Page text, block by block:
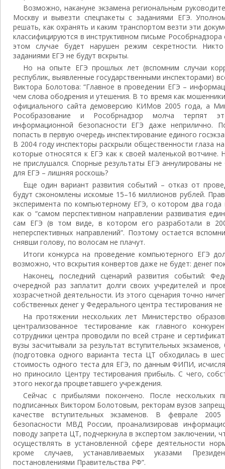
Возможно, накануне экзамена региональным
Москву и вывезти спецпакеты с заданиями ЕГЭ.
решать, как охранять и каким транспортом везти эти
классифицируются в инструктивном письме
этом случае будет нарушен режим секретности.
заданиями ЕГЭ не будут вскрыты.
Но на опыте ЕГЭ прошлых лет (вспомним случаи
республик, выявленные государственными инспекторами)
Виктора Болотова: “Главное в проведении ЕГЭ –
чем слова ободрения и утешения. В то время как
официального сайта демоверсию КИМов 2005 года, а
Рособразование и Рособрнадзор молча терпят
информационной безопасности ЕГЭ даже неприлично.
попасть в первую очередь инспектирование единого
В 2004 году инспекторы раскрыли общественности глаза
которые относятся к ЕГЭ как к своей маленькой
не прислушался. Спорные результаты ЕГЭ аннулированы
для ЕГЭ – лишняя роскошь?
Еще один вариант развития событий – отказ от
будут сэкономлены искомые 15–16 миллионов рублей.
эксперимента по компьютерному ЕГЭ, о котором два
как о “самом перспективном направлении развиватия
сам ЕГЭ (в том виде, в котором его разработали в
неперспективных направлений”. Поэтому остается
снявши голову, по волосам не плачут.
Итоги конкурса на проведение компьютерного ЕГЭ
возможно, что вскрытия конвертов даже не будет: денег
Наконец, последний сценарий развития событий:
очередной раз заплатит долги своих учредителей и
хозрасчетной деятельности. Из этого сценария точно
собственных денег у Федерального центра тестирования не
На протяжении нескольких лет Министерство
централизованное тестирование как главного
сотрудники центра проводили по всей стране и
вузы засчитывали за результат вступительных
(подготовка одного варианта теста ЦТ обходилась в
стоимость одного теста для ЕГЭ, по данным ФИПИ,
но приносило Центру тестирования прибыль. С чего,
этого некогда процветавшего учреждения.
Сейчас с прибылями покончено. После нескольких
подписанных Виктором Болотовым, ректорам вузов
качестве вступительных экзаменов. В феврале
безопасности МВД России, проанализировав
поводу запрета ЦТ, подчеркнула в экспертом заключении,
осуществлять в установленной сфере деятельности
кроме случаев, устанавливаемых указами
постановлениями Правительства РФ”.